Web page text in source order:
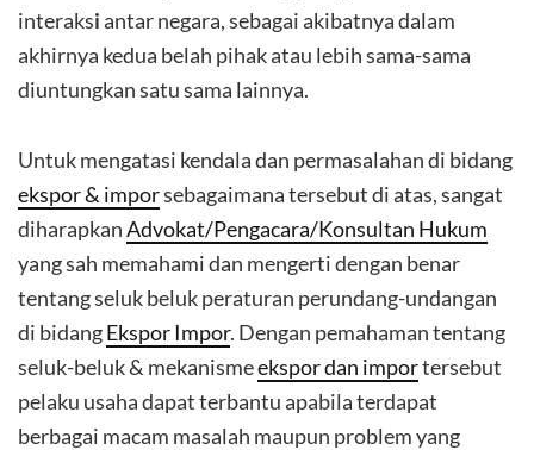
interaksiantar negara, sebagai akibatnya dalam
akhirnya kedua belah pihak atau lebih sama-sama
diuntungkan satu sama lainnya.
Untuk mengatasi kendala dan permasalahan di bidang
ekspor & imporsebagaimana tersebut di atas, sangat
diharapkanAdvokat/Pengacara/Konsultan Hukum
yang sah memahami dan mengerti dengan benar
tentang seluk beluk peraturan perundang-undangan
di bidangEkspor Impor. Dengan pemahaman tentang
seluk-beluk & mekanismeekspor dan importersebut
pelaku usaha dapat terbantu apabila terdapat
berbagai macam masalah maupun problem yang